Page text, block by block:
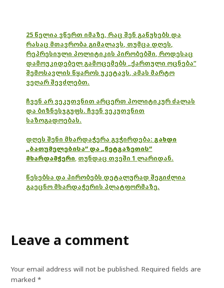
25 წელია ვწერთ იმაზე, რაც შენ გაწუხებს და
რასაც მთავრობა გიმალავს, თუმცა დღეს,
რეპრესიული პოლიტიკის პირობებში, როდესაც
დამოუკიდებელ გამოცემებს „ქართული ოცნება“
შემოსავლის წყაროს უკეტავს, ამას მარტო
ვეღარ შევძლებთ.
ჩვენ არ ვეკუთვნით არცერთ პოლიტიკურ ძალას
და ბიზნესჯგუფს. ჩვენ ვეკუთვნით
საზოგადოებას.
დღეს შენი მხარდაჭერა გვჭირდება: გახდი
„ბათუმელებისა“ და „ნეტგაზეთის“
მხარდამჭერი, თუნდაც თვეში 1 ლარიდან.
წესებსა და პირობებს დეტალურად შეგიძლია
გაეცნო მხარდაჭერის პლატფორმაზე.
Leave a comment
Your email address will not be published. Required fields are
marked*